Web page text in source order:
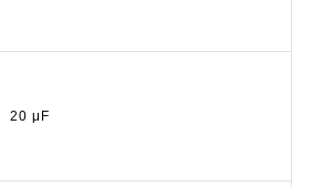
20 μF